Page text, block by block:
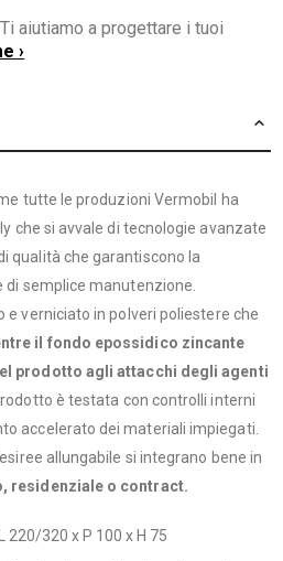
aiutiamo a progettare i tuoi
›
tutte le produzioni Vermobil ha
che si avvale di tecnologie avanzate
qualità che garantiscono la
semplice manutenzione.
e verniciato in polveri poliestere che
il fondo epossidico zincante
prodotto agli attacchi degli agenti
è testata con controlli interni
accelerato dei materiali impiegati.
allungabile si integrano bene in
residenziale o contract.
220/320 x P 100 x H 75